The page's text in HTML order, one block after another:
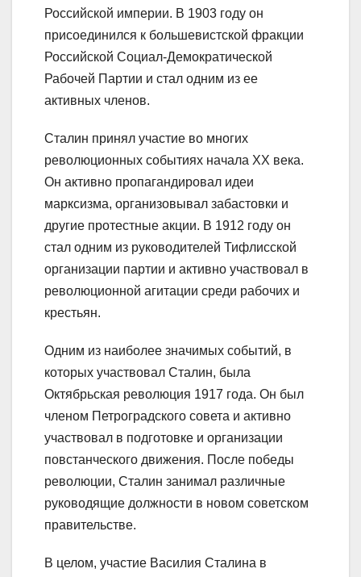
Российской империи. В 1903 году он
присоединился к большевистской фракции
Российской Социал-Демократической
Рабочей Партии и стал одним из ее
активных членов.
Сталин принял участие во многих
революционных событиях начала XX века.
Он активно пропагандировал идеи
марксизма, организовывал забастовки и
другие протестные акции. В 1912 году он
стал одним из руководителей Тифлисской
организации партии и активно участвовал в
революционной агитации среди рабочих и
крестьян.
Одним из наиболее значимых событий, в
которых участвовал Сталин, была
Октябрьская революция 1917 года. Он был
членом Петроградского совета и активно
участвовал в подготовке и организации
повстанческого движения. После победы
революции, Сталин занимал различные
руководящие должности в новом советском
правительстве.
В целом, участие Василия Сталина в